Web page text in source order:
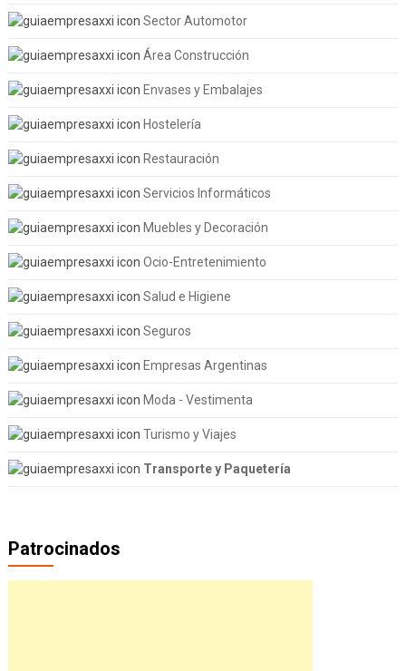
Sector Automotor
Área Construcción
Envases y Embalajes
Hostelería
Restauración
Servicios Informáticos
Muebles y Decoración
Ocio-Entretenimiento
Salud e Higiene
Seguros
Empresas Argentinas
Moda - Vestimenta
Turismo y Viajes
Transporte y Paquetería
Patrocinados